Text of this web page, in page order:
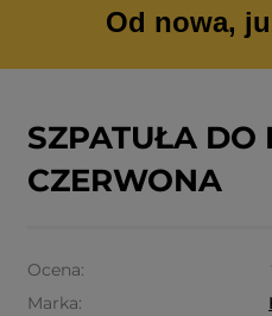
Od nowa,
SZPATUŁA DO
CZERWONA
Ocena:
Marka: